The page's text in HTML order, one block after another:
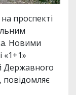
проспекті
Новими
«1+1»
Державного
повідомляє